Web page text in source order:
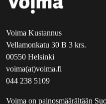
Voima Kustannus
Vellamonkatu 30 B 3 krs.
00550 Helsinki
voima(at)voima.fi
044 238 5109
Voima on painosmäärältään